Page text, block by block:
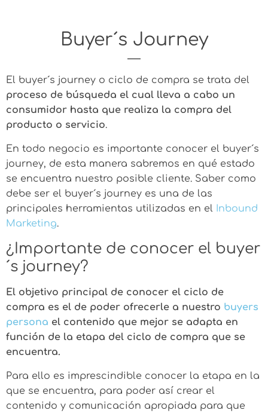
Buyer´s Journey
El buyer´s journey o ciclo de compra se trata del
proceso de búsqueda el cual lleva a cabo un
consumidor hasta que realiza la compra del
producto o servicio.
En todo negocio es importante conocer el buyer´s
journey, de esta manera sabremos en qué estado
se encuentra nuestro posible cliente. Saber como
debe ser el buyer´s journey es una de las
principales herramientas utilizadas en el Inbound
Marketing.
¿Importante de conocer el buyer
´s journey?
El objetivo principal de conocer el ciclo de
compra es el de poder ofrecerle a nuestro buyers
persona el contenido que mejor se adapta en
función de la etapa del ciclo de compra que se
encuentra.
Para ello es imprescindible conocer la etapa en la
que se encuentra, para poder así crear el
contenido y comunicación apropiada para que